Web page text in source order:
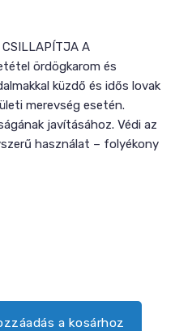
a kosárhoz
A
ördögkarom és
küzdő és idős lovak
merevség esetén.
javításához. Védi az
használat – folyékony